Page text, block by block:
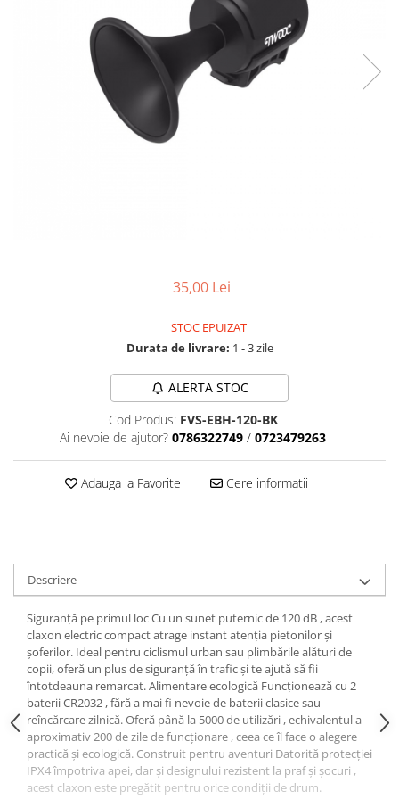
Accesorii biciclete
Scaun bicicleta copii
Chei si scule bicicleta
Portbagaj bicicleta
Bidoane si suporti bicicleta
Aparatori noroi bicicleta
Suport bicicleta
Lumini bicicleta
Computer bicicleta
Camera bicicleta
Pinioane
Lant bicicleta
Urechi cadru bicicleta
Mansoane si ghidolina
Ghidoane bicicleta
Pipe ghidon
Pedale bicicleta
35,00 Lei
STOC EPUIZAT
Durata de livrare: 1 - 3 zile
ALERTA STOC
Cod Produs: FVS-EBH-120-BK
Ai nevoie de ajutor? 0786322749 / 0723479263
Adauga la Favorite Cere informatii
Descriere
Siguranță pe primul loc Cu un sunet puternic de 120 dB , acest
claxon electric compact atrage instant atenția pietonilor și
șoferilor. Ideal pentru ciclismul urban sau plimbările alături de
copii, oferă un plus de siguranță în trafic și te ajută să fii
întotdeauna remarcat. Alimentare ecologică Funcționează cu 2
baterii CR2032 , fără a mai fi nevoie de baterii clasice sau
reîncărcare zilnică. Oferă până la 5000 de utilizări , echivalentul a
aproximativ 200 de zile de funcționare , ceea ce îl face o alegere
practică și ecologică. Construit pentru aventuri Datorită protecției
IPX4 împotriva apei, dar și designului rezistent la praf și șocuri ,
acest claxon este pregătit pentru orice condiții de drum.